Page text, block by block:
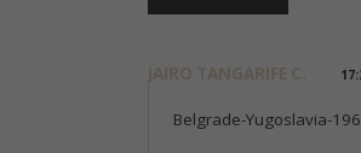
JAIRO TANGARIFE C.
Belgrade-Yugoslavia-